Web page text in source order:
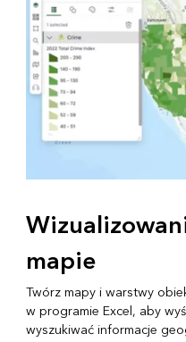
mapie
Twórz mapy i warstwy
w programie Excel, aby
wyszukiwać informacje